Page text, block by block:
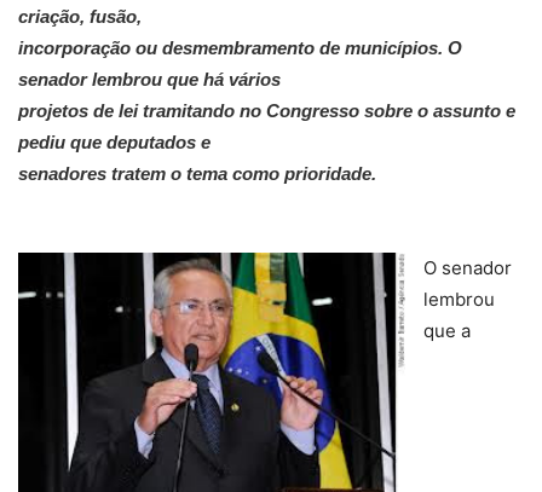
criação, fusão,
incorporação ou desmembramento de municípios. O
senador lembrou que há vários
projetos de lei tramitando no Congresso sobre o assunto e
pediu que deputados e
senadores tratem o tema como prioridade.
O senador
lembrou
que a